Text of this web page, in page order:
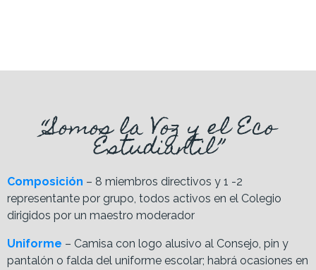
“Somos la Voz y el Eco
Estudiantil”
Composición – 8 miembros directivos y 1 -2
representante por grupo, todos activos en el Colegio
dirigidos por un maestro moderador
Uniforme – Camisa con logo alusivo al Consejo, pin y
pantalón o falda del uniforme escolar; habrá ocasiones en